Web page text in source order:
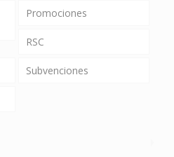
Promociones
RSC
Subvenciones